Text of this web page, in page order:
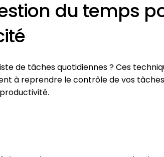
du temps
de tâches quotidiennes ? Ces
à reprendre le contrôle de vos